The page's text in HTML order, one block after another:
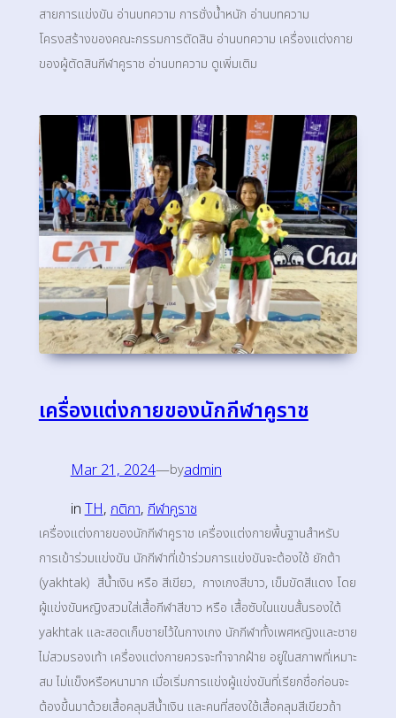
สายการแข่งขัน อ่านบทความ การชั่งน้ำหนัก อ่านบทความ
โครงสร้างของคณะกรรมการตัดสิน อ่านบทความ เครื่องแต่งกาย
ของผู้ตัดสินกีฬาคูราช อ่านบทความ ดูเพิ่มเติม
เครื่องแต่งกายของนักกีฬาคูราช​
Mar 21, 2024—byadmin
inTH, กติกา, กีฬาคูราช
เครื่องแต่งกายของนักกีฬาคูราช เครื่องแต่งกายพื้นฐานสำหรับ
การเข้าร่วมแข่งขัน นักกีฬาที่เข้าร่วมการแข่งขันจะต้องใช้ ยักต้า
(yakhtak) สีน้ำเงิน หรือ สีเขียว, กางเกงสีขาว, เข็มขัดสีแดง โดย
ผู้แข่งขันหญิงสวมใส่เสื้อกีฬาสีขาว หรือ เสื้อซับในแขนสั้นรองใต้
yakhtak และสอดเก็บชายไว้ในกางเกง นักกีฬาทั้งเพศหญิงและชาย
ไม่สวมรองเท้า เครื่องแต่งกายควรจะทำจากฝ้าย อยู่ในสภาพที่เหมาะ
สม ไม่แข็งหรือหนามาก เมื่อเริ่มการแข่งผู้แข่งขันที่เรียกชื่อก่อนจะ
ต้องขึ้นมาด้วยเสื้อคลุมสีน้ำเงิน และคนที่สองใช้เสื้อคลุมสีเขียวถ้า